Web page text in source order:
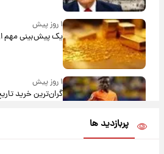
۱ روز پیش
یک پیش‌بینی مهم از
۱ روز پیش
گران‌ترین خرید
پربازدید ها